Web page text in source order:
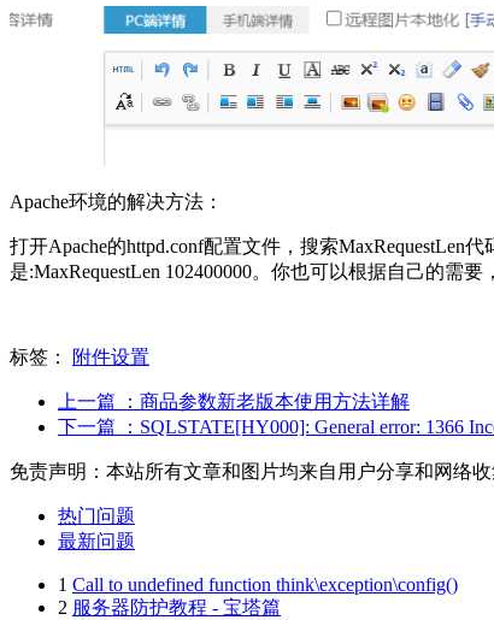
Apache环境的解决方法：
打开Apache的httpd.conf配置文件，搜索MaxRequestLen
是:MaxRequestLen 102400000。你也可以根据自己的需
标签： 附件设置
上一篇
：商品参数新老版本使用方法详解
下一篇
：SQLSTATE[HY000]: General error: 1366
免责声明：本站所有文章和图片均来自用户分享和网络
热门问题
最新问题
1 Call to undefined function think\exception\config()
2 服务器防护教程 - 宝塔篇